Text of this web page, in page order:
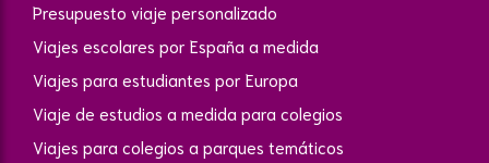
Presupuesto viaje personalizado
Viajes escolares por España a medida
Viajes para estudiantes por Europa
Viaje de estudios a medida para colegios
Viajes para colegios a parques temáticos